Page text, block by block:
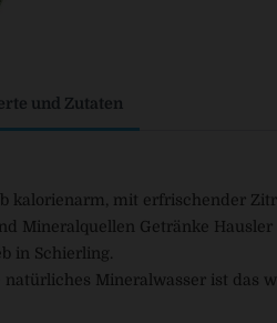
und Zutaten
kalorienarm, mit erfrischender
Mineralquellen Getränke
in Schierling.
natürliches Mineralwasser ist das